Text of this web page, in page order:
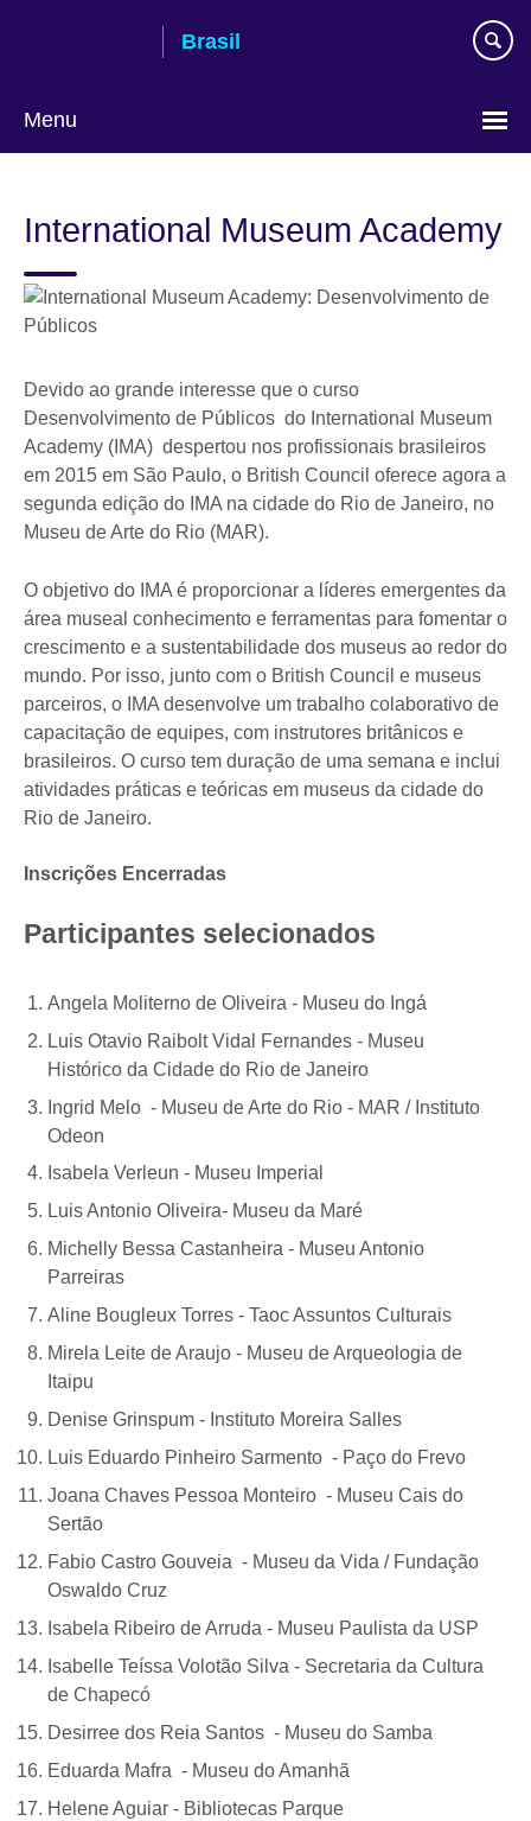
Brasil
Menu
language
International Museum Academy
Devido ao grande interesse que o curso
Desenvolvimento de Públicos do International Museum
Academy (IMA) despertou nos profissionais brasileiros
em 2015 em São Paulo, o British Council oferece agora a
segunda edição do IMA na cidade do Rio de Janeiro, no
Museu de Arte do Rio (MAR).
O objetivo do IMA é proporcionar a líderes emergentes da
área museal conhecimento e ferramentas para fomentar o
crescimento e a sustentabilidade dos museus ao redor do
mundo. Por isso, junto com o British Council e museus
parceiros, o IMA desenvolve um trabalho colaborativo de
capacitação de equipes, com instrutores britânicos e
brasileiros. O curso tem duração de uma semana e inclui
atividades práticas e teóricas em museus da cidade do
Rio de Janeiro.
Inscrições Encerradas
Participantes selecionados
Angela Moliterno de Oliveira - Museu do Ingá
Luis Otavio Raibolt Vidal Fernandes - Museu
Histórico da Cidade do Rio de Janeiro
Ingrid Melo - Museu de Arte do Rio - MAR / Instituto
Odeon
Isabela Verleun - Museu Imperial
Luis Antonio Oliveira- Museu da Maré
Michelly Bessa Castanheira - Museu Antonio
Parreiras
Aline Bougleux Torres - Taoc Assuntos Culturais
Mirela Leite de Araujo - Museu de Arqueologia de
Itaipu
Denise Grinspum - Instituto Moreira Salles
Luis Eduardo Pinheiro Sarmento - Paço do Frevo
Joana Chaves Pessoa Monteiro - Museu Cais do
Sertão
Fabio Castro Gouveia - Museu da Vida / Fundação
Oswaldo Cruz
Isabela Ribeiro de Arruda - Museu Paulista da USP
Isabelle Teíssa Volotão Silva - Secretaria da Cultura
de Chapecó
Desirree dos Reia Santos - Museu do Samba
Eduarda Mafra - Museu do Amanhã
Helene Aguiar - Bibliotecas Parque